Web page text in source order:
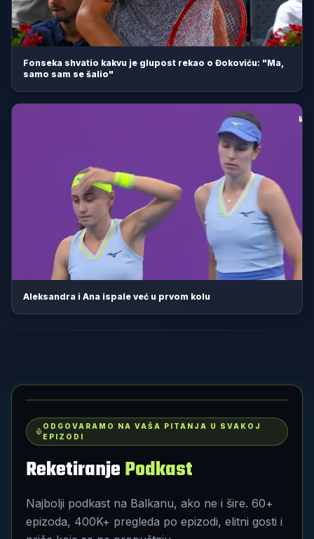
Fonseka shvatio kakvu je glupost rekao o Đokoviću: "Ma,
samo sam se šalio"
Aleksandra i Ana ispale već u prvom kolu
ODGOVARAMO NA VAŠA PITANJA U SVAKOJ
EPIZODI
ReketiranjePodkast
Najbolji podkast na Balkanu, ako ne i šire. 60+
epizoda, 400K+ pregleda po epizodi, elitni gosti i